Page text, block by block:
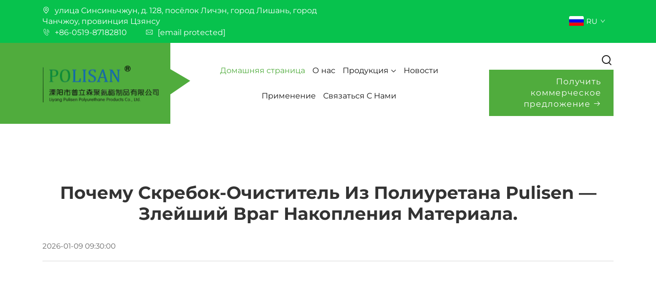
улица Синсиньчжун, д. 128, посёлок Личэн, город Лишань, город
Чанчжоу, провинция Цзянсу
+86-0519-87182810
[email protected]
RU
Домашняя страница О нас Продукция Новости
Применение Связаться С Нами
Получить
коммерческое
предложение
Почему Скребок-Очиститель Из Полиуретана Pulisen —
Злейший Враг Накопления Материала.
2026-01-09 09:30:00